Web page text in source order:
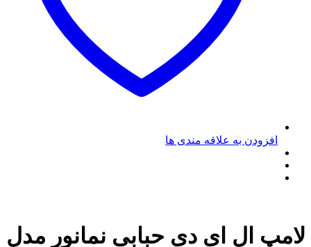
افزودن به علاقه مندی ها
لامپ ال ای دی حبابی نمانور مدل